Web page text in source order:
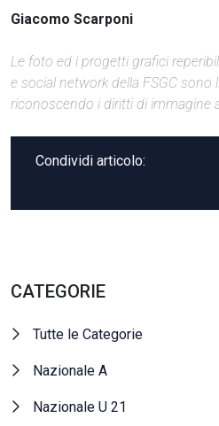
Giacomo Scarponi
Le foto ed i progetti grafici
e social network della FSGC sono
riconoscendo i diritti di immagine
Condividi articolo:
CATEGORIE
Tutte le Categorie
Nazionale A
Nazionale U 21